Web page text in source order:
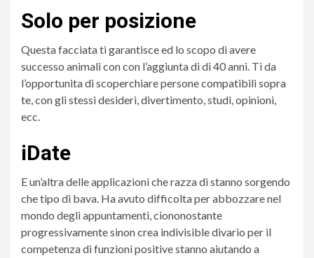
Solo per posizione
Questa facciata ti garantisce ed lo scopo di avere
successo animali con con l’aggiunta di di 40 anni. Ti da
l’opportunita di scoperchiare persone compatibili sopra
te, con gli stessi desideri, divertimento, studi, opinioni,
ecc.
iDate
E un’altra delle applicazioni che razza di stanno sorgendo
che tipo di bava. Ha avuto difficolta per abbozzare nel
mondo degli appuntamenti, ciononostante
progressivamente sinon crea indivisible divario per il
competenza di funzioni positive stanno aiutando a